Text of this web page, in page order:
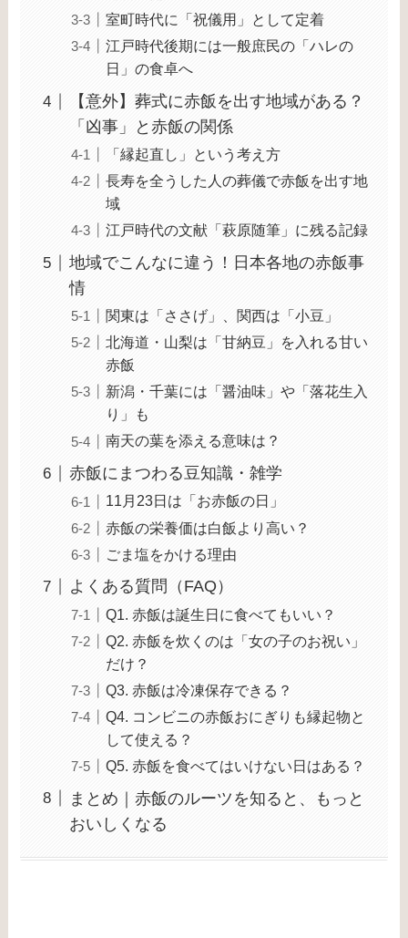
室町時代に「祝儀用」として定着
江戸時代後期には一般庶民の「ハレの
日」の食卓へ
【意外】葬式に赤飯を出す地域がある？
「凶事」と赤飯の関係
「縁起直し」という考え方
長寿を全うした人の葬儀で赤飯を出す地
域
江戸時代の文献「萩原随筆」に残る記録
地域でこんなに違う！日本各地の赤飯事
情
関東は「ささげ」、関西は「小豆」
北海道・山梨は「甘納豆」を入れる甘い
赤飯
新潟・千葉には「醤油味」や「落花生入
り」も
南天の葉を添える意味は？
赤飯にまつわる豆知識・雑学
11月23日は「お赤飯の日」
赤飯の栄養価は白飯より高い？
ごま塩をかける理由
よくある質問（FAQ）
Q1. 赤飯は誕生日に食べてもいい？
Q2. 赤飯を炊くのは「女の子のお祝い」
だけ？
Q3. 赤飯は冷凍保存できる？
Q4. コンビニの赤飯おにぎりも縁起物と
して使える？
Q5. 赤飯を食べてはいけない日はある？
まとめ｜赤飯のルーツを知ると、もっと
おいしくなる